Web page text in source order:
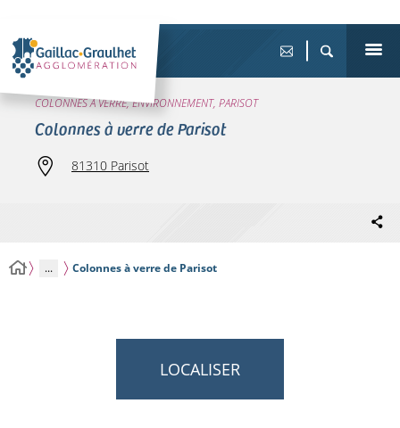
COLONNES À VERRE, ENVIRONNEMENT, PARISOT
Colonnes à verre de Parisot
81310 Parisot
... Colonnes à verre de Parisot
LOCALISER